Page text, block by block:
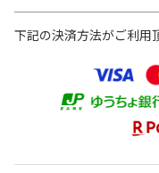
下記の決済方法がご利用